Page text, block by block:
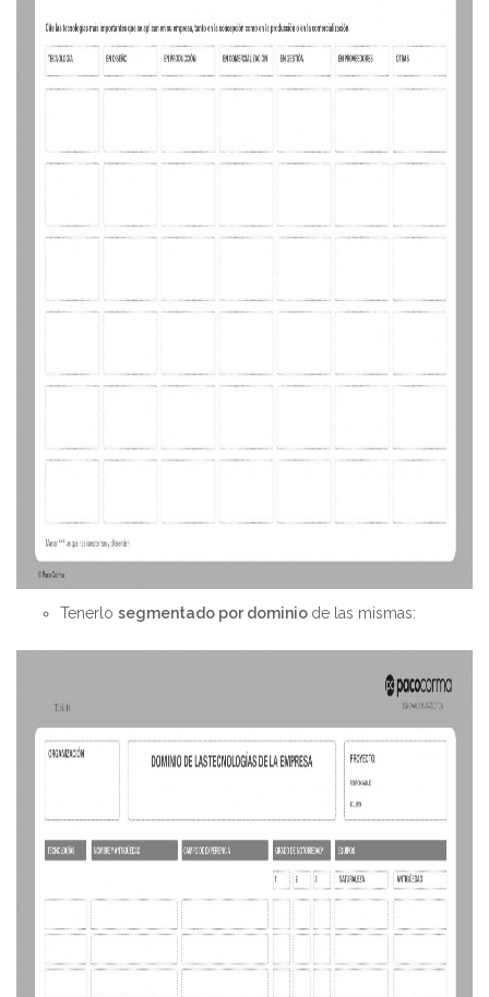
Tenerlo segmentado por dominio de las mismas: